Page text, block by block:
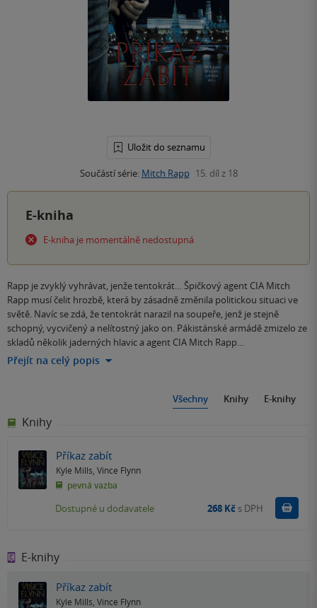
Uložit do seznamu
Součástí série: Mitch Rapp 15. díl z 18
E-kniha
E-kniha je momentálně nedostupná
Rapp je zvyklý vyhrávat, jenže tentokrát… Špičkový agent CIA Mitch
Rapp musí čelit hrozbě, která by zásadně změnila politickou situaci ve
světě. Navíc se zdá, že tentokrát narazil na soupeře, jenž je stejně
schopný, vycvičený a nelítostný jako on. Pákistánské armádě zmizelo ze
skladů několik jaderných hlavic a agent CIA Mitch Rapp…
Přejít na celý popis
Všechny Knihy E-knihy
Knihy
Příkaz zabít
Kyle Mills Vince Flynn
pevná vazba
Dostupné u dodavatele 268 Kč s DPH
E-knihy
Příkaz zabít
Kyle Mills Vince Flynn